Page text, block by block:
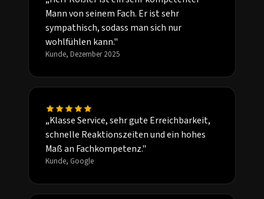
Mann von seinem Fach. Er ist sehr
sympathisch, sodass man sich nur
wohlfühlen kann."
Kunde, Dezember 2025
„Klasse Service, sehr gute Erreichbarkeit,
schnelle Reaktionszeiten und ein hohes
Maß an Fachkompetenz."
Kunde, Google